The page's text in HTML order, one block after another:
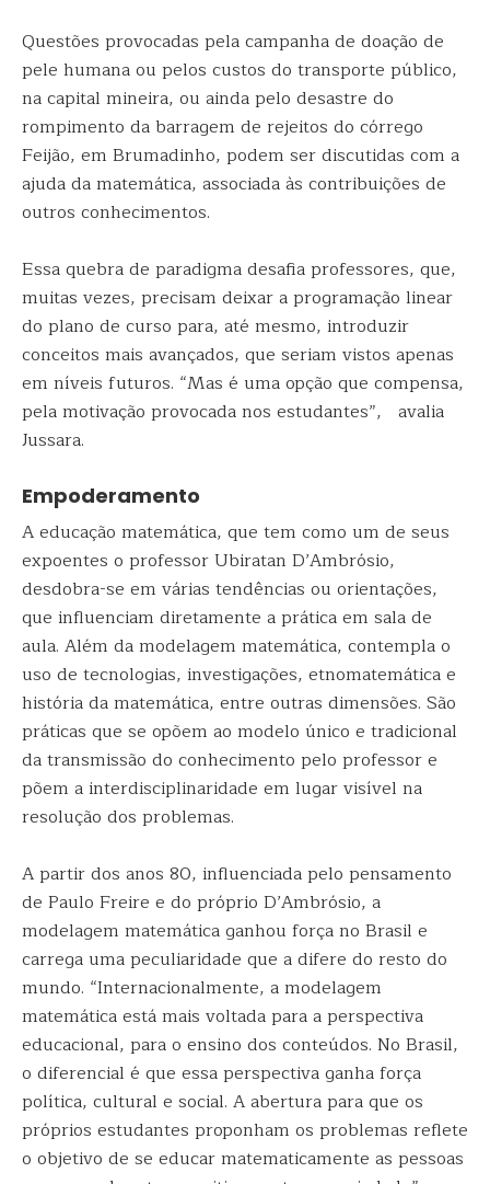
Questões provocadas pela campanha de doação de
pele humana ou pelos custos do transporte público,
na capital mineira, ou ainda pelo desastre do
rompimento da barragem de rejeitos do córrego
Feijão, em Brumadinho, podem ser discutidas com a
ajuda da matemática, associada às contribuições de
outros conhecimentos.
Essa quebra de paradigma desafia professores, que,
muitas vezes, precisam deixar a programação linear
do plano de curso para, até mesmo, introduzir
conceitos mais avançados, que seriam vistos apenas
em níveis futuros. “Mas é uma opção que compensa,
pela motivação provocada nos estudantes”, avalia
Jussara.
Empoderamento
A educação matemática, que tem como um de seus
expoentes o professor Ubiratan D’Ambrósio,
desdobra-se em várias tendências ou orientações,
que influenciam diretamente a prática em sala de
aula. Além da modelagem matemática, contempla o
uso de tecnologias, investigações, etnomatemática e
história da matemática, entre outras dimensões. São
práticas que se opõem ao modelo único e tradicional
da transmissão do conhecimento pelo professor e
põem a interdisciplinaridade em lugar visível na
resolução dos problemas.
A partir dos anos 80, influenciada pelo pensamento
de Paulo Freire e do próprio D’Ambrósio, a
modelagem matemática ganhou força no Brasil e
carrega uma peculiaridade que a difere do resto do
mundo. “Internacionalmente, a modelagem
matemática está mais voltada para a perspectiva
educacional, para o ensino dos conteúdos. No Brasil,
o diferencial é que essa perspectiva ganha força
política, cultural e social. A abertura para que os
próprios estudantes proponham os problemas reflete
o objetivo de se educar matematicamente as pessoas